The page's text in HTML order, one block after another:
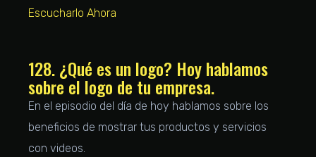
Escucharlo Ahora
128. ¿Qué es un logo? Hoy hablamos
sobre el logo de tu empresa.
En el episodio del día de hoy hablamos sobre los
beneficios de mostrar tus productos y servicios
con videos.